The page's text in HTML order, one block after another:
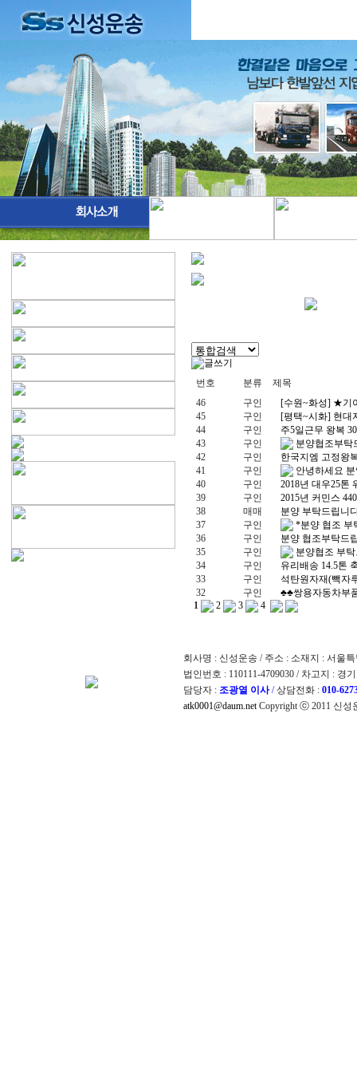
번호 분류
제목
46
구인
[수원~화성] ★기
45
구인
[평택~시화] 현대
44
구인
주5일근무 왕복
43
구인
분양협조부탁
42
구인
한국지엠 고정왕
41
구인
안녕하세요
40
구인
2018년 대우25톤
39
구인
2015년 커민스
38
매매
분양 부탁드립니
37
구인
*분양 협조 부
36
구인
분양 협조부탁드
35
구인
분양협조 부
34
구인
유리배송 14.5톤
33
구인
석탄원자재(빽자
32
구인
♣♣쌍용자동차부
1
2 3 4
회사명 : 신성운송 / 주소 : 소재지 : 서울
법인번호 : 110111-4709030 / 차고지 : 경
담당자 : 조광열 이사/ 상담전화 : 010-
atk0001@daum.netCopyright ⓒ 2011 신성